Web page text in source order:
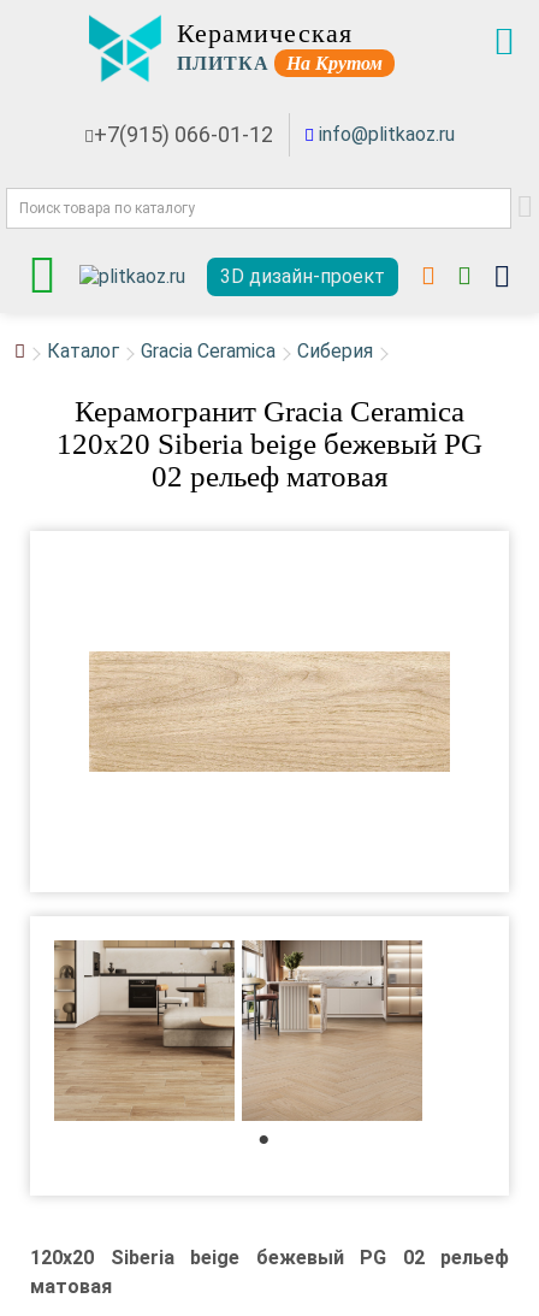
Керамическая
ПЛИТКА На Крутом
+7(915) 066-01-12 info@plitkaoz.ru
3D дизайн-проект
Каталог Gracia Ceramica Сиберия
Керамогранит Gracia Ceramica
120x20 Siberia beige бежевый PG
02 рельеф матовая
120x20 Siberia beige бежевый PG 02 рельеф
матовая